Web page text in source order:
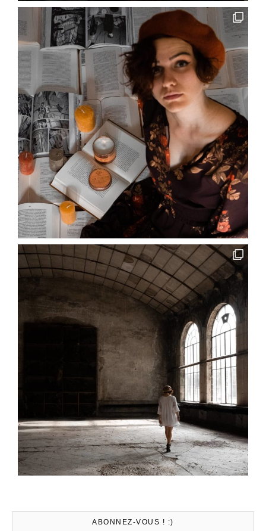
ABONNEZ-VOUS ! :)